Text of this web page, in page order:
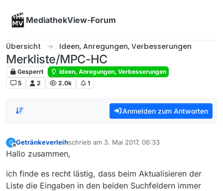
MediathekView-Forum
Übersicht Ideen, Anregungen, Verbesserungen
Merkliste/MPC-HC
Gesperrt
Ideen, Anregungen, Verbesserungen
5
2 2.0k 1
Anmelden zum Antworten
G
Offline
Getränkeverleihschrieb am 3. Mai 2017, 06:33
zuletzt editiert von
Hallo zusammen,
ich finde es recht lästig, dass beim Aktualisieren der
Liste die Eingaben in den beiden Suchfeldern immer